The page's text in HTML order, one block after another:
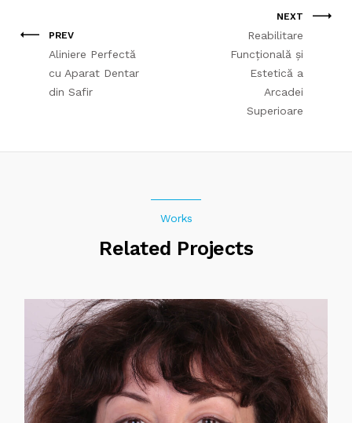
PREV
Aliniere Perfectă
cu Aparat Dentar
din Safir
NEXT
Reabilitare
Funcțională și
Estetică a
Arcadei
Superioare
Works
Related Projects